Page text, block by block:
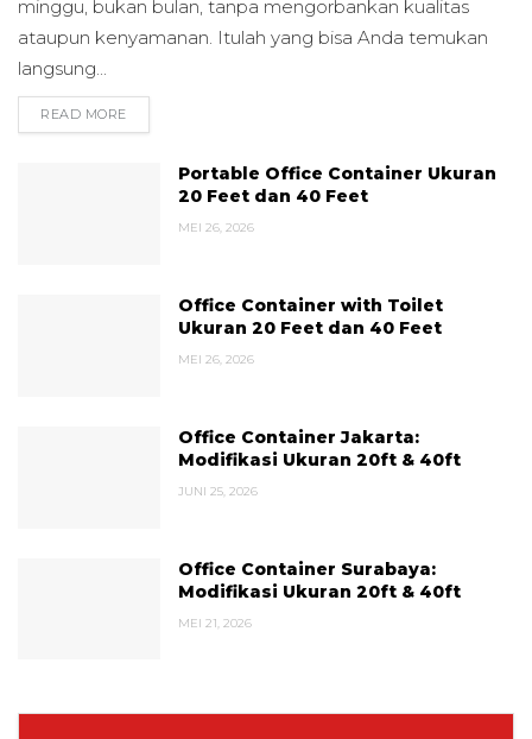
minggu, bukan bulan, tanpa mengorbankan kualitas
ataupun kenyamanan. Itulah yang bisa Anda temukan
langsung...
READ MORE
Portable Office Container Ukuran
20 Feet dan 40 Feet
MEI 26, 2026
Office Container with Toilet
Ukuran 20 Feet dan 40 Feet
MEI 26, 2026
Office Container Jakarta:
Modifikasi Ukuran 20ft & 40ft
JUNI 25, 2026
Office Container Surabaya:
Modifikasi Ukuran 20ft & 40ft
MEI 21, 2026